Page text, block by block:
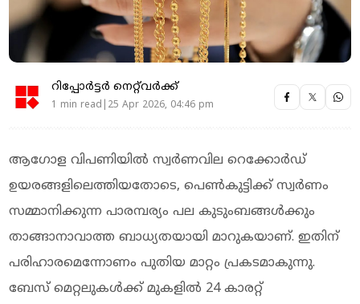
റിപ്പോർട്ടർ നെറ്റ്‌വര്‍ക്ക്‌
1 min read|25 Apr 2026, 04:46 pm
ആഗോള വിപണിയില്‍ സ്വര്‍ണവില റെക്കോര്‍ഡ്
ഉയരങ്ങളിലെത്തിയതോടെ, പെണ്‍കുട്ടിക്ക് സ്വര്‍ണം
സമ്മാനിക്കുന്ന പാരമ്പര്യം പല കുടുംബങ്ങള്‍ക്കും
താങ്ങാനാവാത്ത ബാധ്യതയായി മാറുകയാണ്. ഇതിന്
പരിഹാരമെന്നോണം പുതിയ മാറ്റം പ്രകടമാകുന്നു.
ബേസ് മെറ്റലുകള്‍ക്ക് മുകളില്‍ 24 കാരറ്റ്